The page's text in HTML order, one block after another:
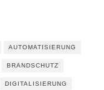
AUTOMATISIERUNG
BRANDSCHUTZ
DIGITALISIERUNG